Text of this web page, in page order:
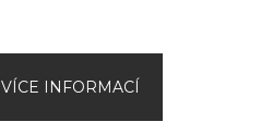
VÍCE INFORMACÍ